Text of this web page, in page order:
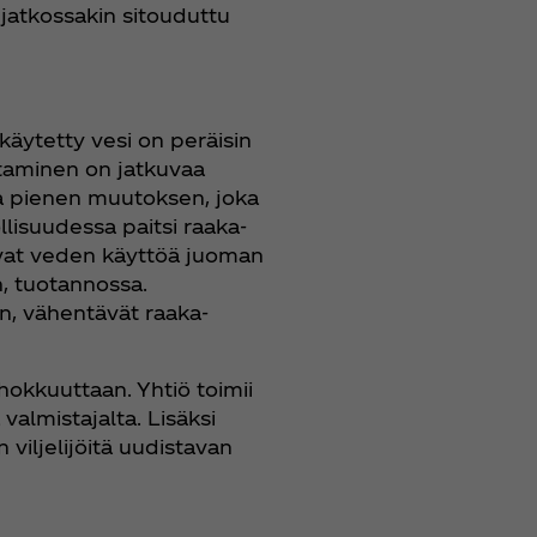
jatkossakin sitouduttu
vesi on peräisin
on jatkuvaa
pienen muutoksen, joka
paitsi raaka-
veden käyttöä juoman
tuotannossa.
vähentävät raaka-
Yhtiö toimii
Lisäksi
viljelijöitä uudistavan